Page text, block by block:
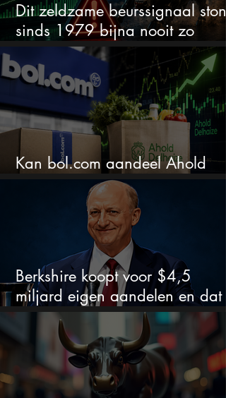
Dit zeldzame beurssignaal stond
sinds 1979 bijna nooit zo
extreem
Kan bol.com aandeel Ahold
nieuw leven inblazen?
Berkshire koopt voor $4,5
miljard eigen aandelen en dat
zegt veel over de waardering